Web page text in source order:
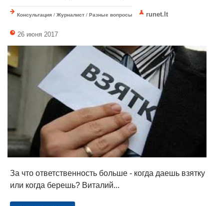
Консультация / Журналист / Разные вопросы runet.lt
26 июня 2017
За что ответственность больше - когда даешь взятку
или когда берешь? Виталий...